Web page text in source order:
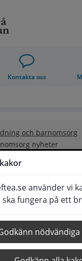
använder vi
fungera på ett
Kontakta oss
och barnomsorg
nyheter
nyheter